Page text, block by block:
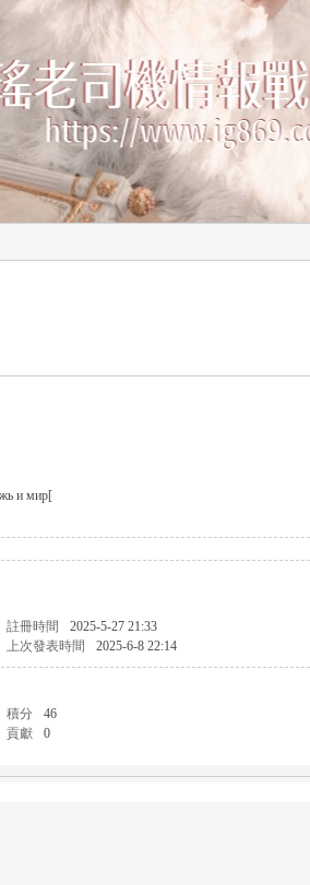
и мир[
註冊時間 2025-5-27 21:33
上次發表時間 2025-6-8 22:14
積分 46
貢獻 0